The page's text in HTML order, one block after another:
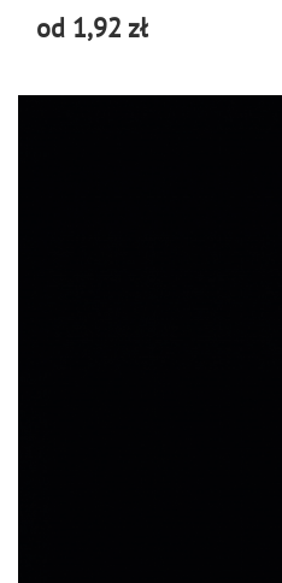
od 1,92 zł